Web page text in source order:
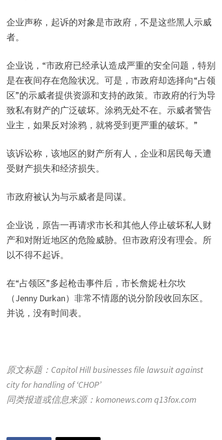
企业声称，起诉的对象是市政府，不是这些黑人示威
者。
企业说，“市政府已经承认造成严重的安全问题，特别
是在夜间存在危险状况。可是，市政府却选择向“占领
区”的示威者提供资源和支持的政策。市政府的行为导
致私有财产的广泛破坏。涂鸦无处不在。示威者警告
业主，如果反对涂鸦，就将受到更严重的破坏。”
该诉讼称，该地区的财产所有人，企业和居民每天遭
受财产损失和经济损失。
市政府被认为与示威者是同谋。
企业说，原告一再请求市长和其他人停止破坏私人财
产和对附近地区的危险威胁。但市政府没有理会。所
以不得不起诉。
在“占领区”多起枪击事件后，市长詹妮·杜尔坎
（Jenny Durkan）非常不情愿的说分阶段收回东区。
并说，没有时间表。
原文标题：Capitol Hill businesses file lawsuit against
city for handling of ‘CHOP’
同类报道或信息来源：komonews.com q13fox.com